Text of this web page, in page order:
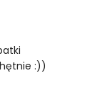
:))